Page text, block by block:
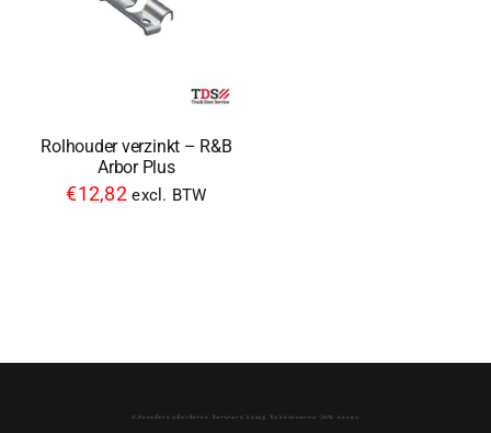
Rolhouder verzinkt – R&B
Arbor Plus
€12,82 excl. BTW